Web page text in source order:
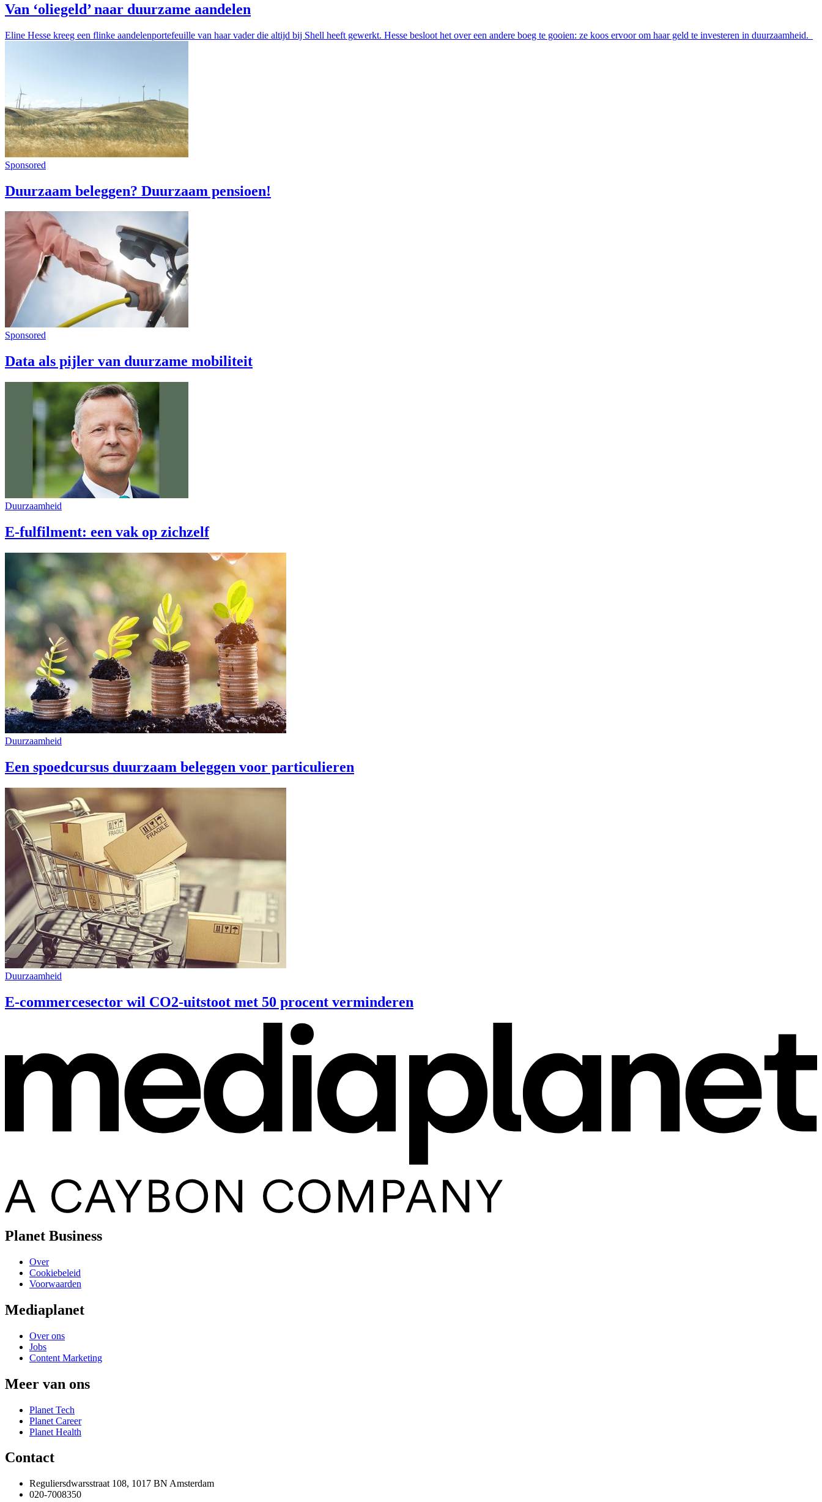
Van ‘oliegeld’ naar duurzame aandelen
Eline Hesse kreeg een flinke aandelenportefeuille van haar vader die altijd bij Shell heeft gewerkt. Hesse besloot het over een andere boeg te gooien: ze koos ervoor om haar geld te investeren in duurzaamheid.
Sponsored
Duurzaam beleggen? Duurzaam pensioen!
Sponsored
Data als pijler van duurzame mobiliteit
Duurzaamheid
E-fulfilment: een vak op zichzelf
Duurzaamheid
Een spoedcursus duurzaam beleggen voor particulieren
Duurzaamheid
E-commercesector wil CO2-uitstoot met 50 procent verminderen
Planet Business
Over
Cookiebeleid
Voorwaarden
Mediaplanet
Over ons
Jobs
Content Marketing
Meer van ons
Planet Tech
Planet Career
Planet Health
Contact
Reguliersdwarsstraat 108, 1017 BN Amsterdam
020-7008350